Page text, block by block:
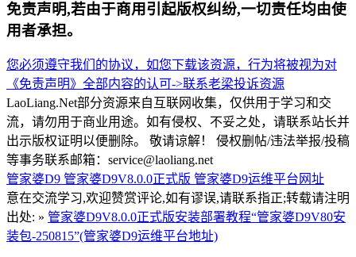
免责声明,若由于商用引起版权纠纷,一切责任均由使
用者承担。
您必须遵守我们的协议，如您下载该资源，行为将被视为对
《免责声明》全部内容的认可->联系老梁投诉资源
LaoLiang.Net部分资源来自互联网收集，仅供用于学习和交
流，请勿用于商业用途。如有侵权、不妥之处，请联系站长并
出示版权证明以便删除。 敬请谅解！ 侵权删帖/违法举报/投稿
等事务联系邮箱：service@laoliang.net
管家婆D9 管家婆D9V8.0.0正式版 管家婆D9运维平台网址
意在交流学习,欢迎赞赏评论,如有谬误,请联系指正;转载请注明
出处: » 管家婆D9V8.0.0正式版安装部署教程“管家婆D9V80安
装包-250815”(管家婆D9运维平台地址)